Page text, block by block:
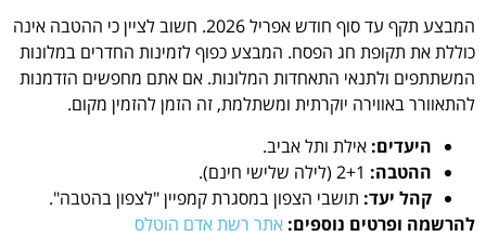
המבצע תקף עד סוף חודש אפריל 2026. חשוב לציין כי ההטבה אינה
כוללת את תקופת חג הפסח. המבצע כפוף לזמינות החדרים במלונות
המשתתפים ולתנאי התאחדות המלונות. אם אתם מחפשים הזדמנות
להתאוורר באווירה יוקרתית ומשתלמת, זה הזמן להזמין מקום.
היעדים: אילת ותל אביב.
ההטבה:
קהל יעד: תושבי הצפון במסגרת קמפיין "לצפון בהטבה".
להרשמה ופרטים נוספים: אתר רשת אדם הוטלס